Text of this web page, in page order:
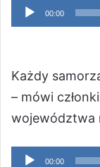
Odtwarzacz
plików
00:00
Każdy
– mówi
województwa
Odtwarzacz
00:00